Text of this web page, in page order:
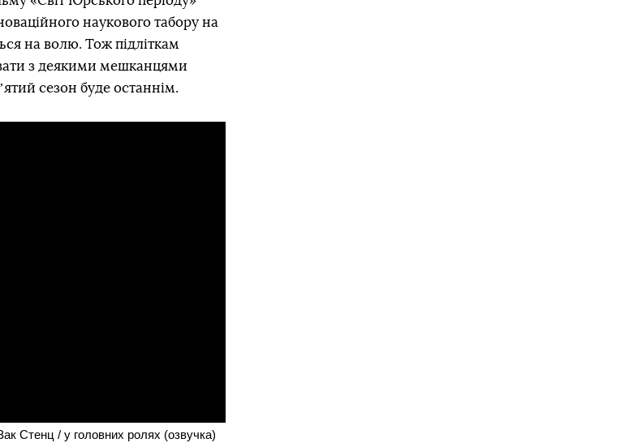
наукового табору на
на волю. Тож підліткам
з деякими мешканцями
сезон буде останнім.
Стенц / у головних ролях (озвучка)